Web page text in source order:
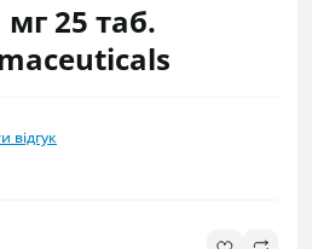
25 таб.
відгук